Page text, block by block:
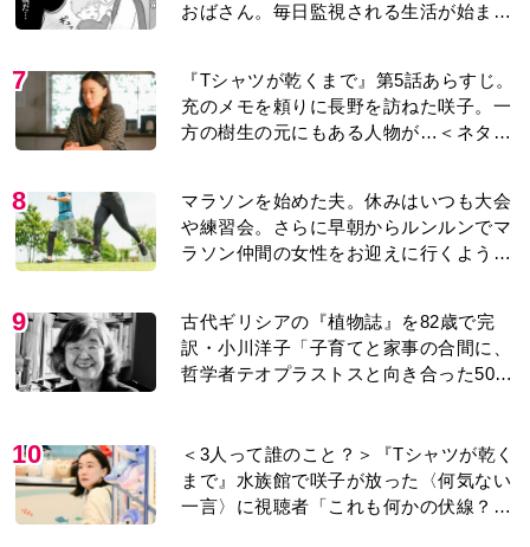
おばさん。毎日監視される生活が始ま
7
『Tシャツが乾くまで』第5話あらすじ。
充のメモを頼りに長野を訪ねた咲子。一
方の樹生の元にもある人物が…＜ネタバ
8
マラソンを始めた夫。休みはいつも大会
や練習会。さらに早朝からルンルンでマ
ラソン仲間の女性をお迎えに行くように
9
古代ギリシアの『植物誌』を82歳で完
訳・小川洋子「子育てと家事の合間に、
哲学者テオプラストスと向き合った50
10
＜3人って誰のこと？＞『Tシャツが乾く
まで』水族館で咲子が放った〈何気ない
一言〉に視聴者「これも何かの伏線？」